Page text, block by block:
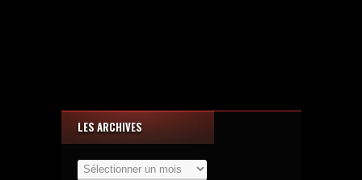
LES ARCHIVES
Archives